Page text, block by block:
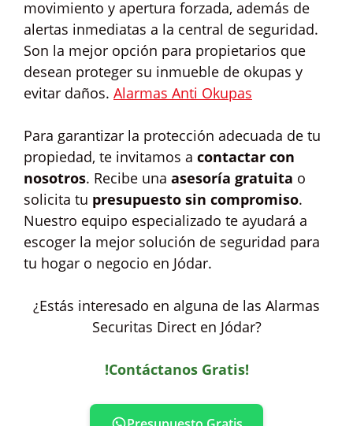
movimiento y apertura forzada, además de
alertas inmediatas a la central de seguridad.
Son la mejor opción para propietarios que
desean proteger su inmueble de okupas y
evitar daños. Alarmas Anti Okupas
Para garantizar la protección adecuada de tu
propiedad, te invitamos a contactar con
nosotros. Recibe una asesoría gratuita o
solicita tu presupuesto sin compromiso.
Nuestro equipo especializado te ayudará a
escoger la mejor solución de seguridad para
tu hogar o negocio en Jódar.
¿Estás interesado en alguna de las Alarmas
Securitas Direct en Jódar?
!Contáctanos Gratis!